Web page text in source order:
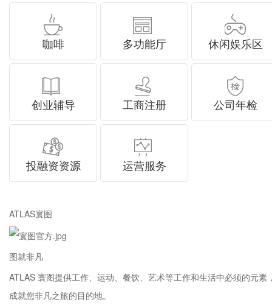
咖啡 多功能厅 休闲娱乐区
创业辅导 工商注册 公司年检
投融资资源 运营服务
ATLAS寰图
图就非凡
ATLAS 寰图提供工作、运动、餐饮、艺术等工作和生活中必须的
成就您非凡之旅的目的地。